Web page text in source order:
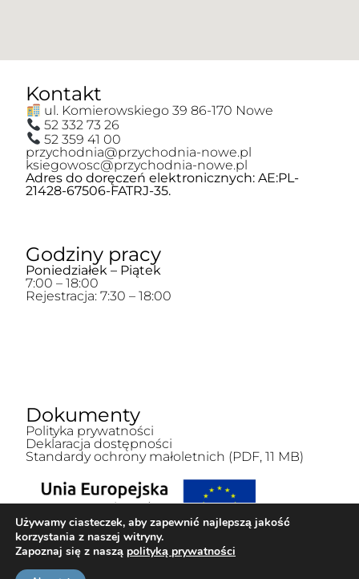
Kontakt
ul. Komierowskiego 39 86-170 Nowe
52 332 73 26
52 359 41 00
przychodnia@przychodnia-nowe.pl
ksiegowosc@przychodnia-nowe.pl
Adres do doręczeń elektronicznych: AE:PL-
21428-67506-FATRJ-35.
Godziny pracy
Poniedziałek – Piątek
7:00 – 18:00
Rejestracja: 7:30 – 18:00
Dokumenty
Polityka prywatności
Deklaracja dostępności
Standardy ochrony małoletnich (PDF, 11 MB)
Używamy ciasteczek, aby zapewnić najlepszą jakość
korzystania z naszej witryny.
Zapoznaj się z naszą polityką prywatności